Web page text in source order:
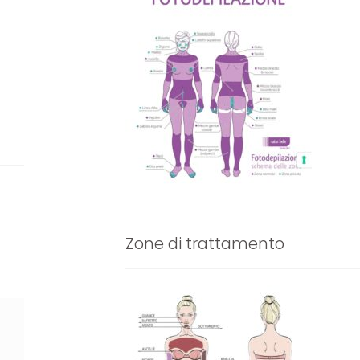
Zone di trattamento